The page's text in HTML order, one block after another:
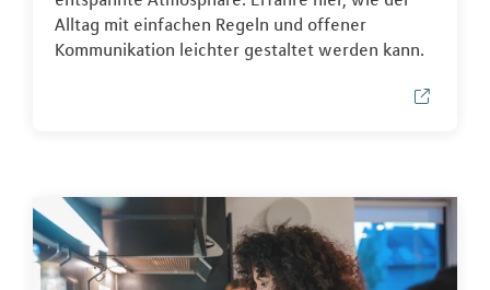
Alltag mit einfachen Regeln und offener
Kommunikation leichter gestaltet werden kann.